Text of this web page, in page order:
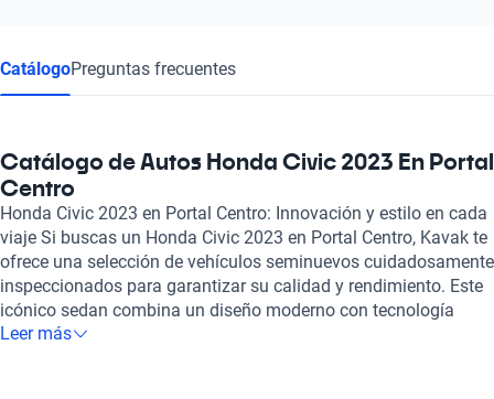
CatálogoPreguntas frecuentes
Catálogo de Autos Honda Civic 2023 En Portal
Centro
Honda Civic 2023 en Portal Centro: Innovación y estilo en cada
viaje Si buscas un Honda Civic 2023 en Portal Centro, Kavak te
ofrece una selección de vehículos seminuevos cuidadosamente
inspeccionados para garantizar su calidad y rendimiento. Este
icónico sedan combina un diseño moderno con tecnología
avanzada, lo que lo convierte en una opción ideal para quienes
Leer más